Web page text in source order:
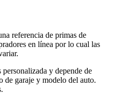
referencia de primas de
en línea por lo cual las
y depende de
de garaje y modelo del auto.